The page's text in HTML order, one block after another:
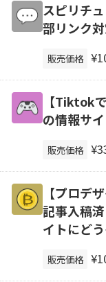
スピリチ
部リンク
販売価格
【Tiktok
の情報サ
販売価格
【プロデ
記事入稿
イトにどう
販売価格